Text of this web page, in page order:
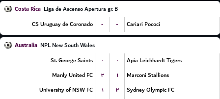
Costa Rica Liga de Ascenso Apertura gr. B
CS Uruguay de Coronado
- - Cariari Pococi
Australia NPL New South Wales
St. George Saints
۰ ۰
Apia Leichhardt Tigers
Manly United FC
۳ ۱
Marconi Stallions
University of NSW FC
۱ ۳
Sydney Olympic FC